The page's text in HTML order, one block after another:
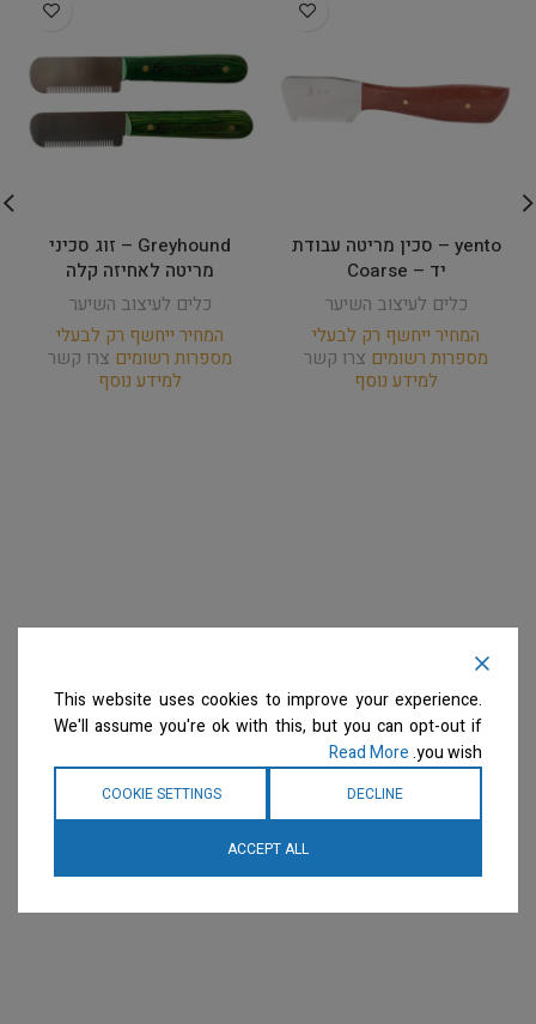
yento – סכין מריטה עבודת
יד – Coarse
כלים לעיצוב השיער
המחיר ייחשף רק לבעלי
מספרות רשומים צרו קשר
למידע נוסף
Greyhound – זוג סכיני
מריטה לאחיזה קלה
כלים לעיצוב השיער
המחיר ייחשף רק לבעלי
מספרות רשומים צרו קשר
למידע נוסף
This website uses cookies to improve your experience.
We'll assume you're ok with this, but you can opt-out if
you wish.
Read More
DECLINE
COOKIE SETTINGS
ACCEPT ALL